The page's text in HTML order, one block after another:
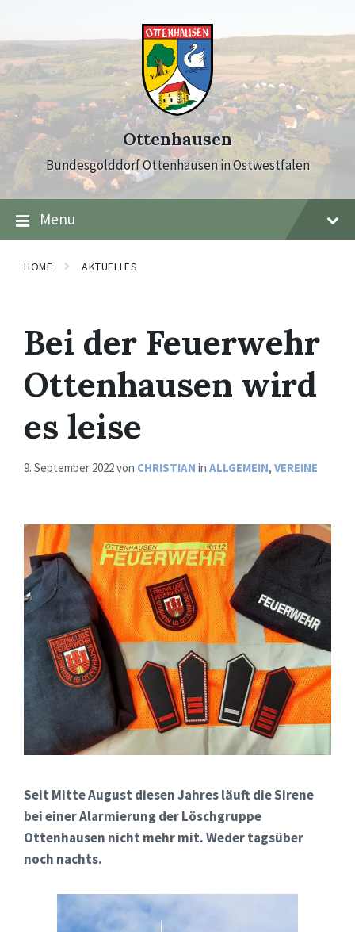
content
main
navigation
footer
Ottenhausen
Bundesgolddorf Ottenhausen in Ostwestfalen
Menu
HOME AKTUELLES
Bei der Feuerwehr
Ottenhausen wird
es leise
9. September 2022von CHRISTIAN in ALLGEMEIN, VEREINE
Seit Mitte August diesen Jahres läuft die Sirene
bei einer Alarmierung der Löschgruppe
Ottenhausen nicht mehr mit. Weder tagsüber
noch nachts.